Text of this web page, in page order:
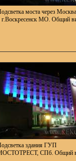
моста через
г.Воскресенск МО. Общий
здания ГУП
СПб. Общий